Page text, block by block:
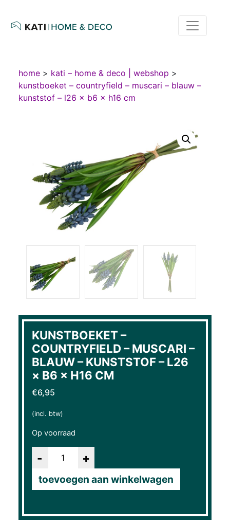
home > kati – home & deco | webshop >
kunstboeket – countryfield – muscari – blauw –
kunststof – l26 × b6 × h16 cm
KUNSTBOEKET –
COUNTRYFIELD – MUSCARI –
BLAUW – KUNSTSTOF – L26
× B6 × H16 CM
€6,95
(incl. btw)
Op voorraad
toevoegen aan winkelwagen